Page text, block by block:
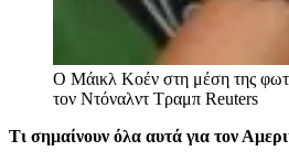
O Mάικλ Κοέν στη μέση της
τον Ντόναλντ Τραμπ Reuters
Τι σημαίνουν όλα αυτά για τον